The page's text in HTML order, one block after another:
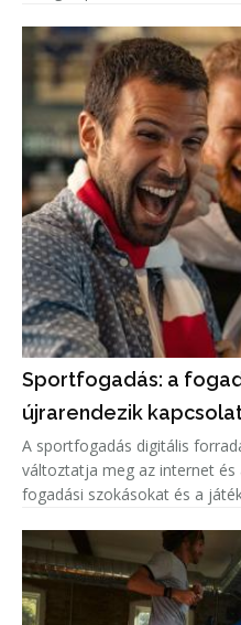
Sportfogadás: a
újrarendezik
A sportfogadás digitális
változtatja meg az internet
fogadási szokásokat és a